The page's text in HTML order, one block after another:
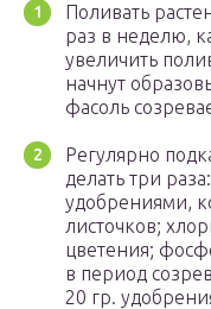
Поливать
раз в неделю,
увеличить
начнут
фасоль
Регулярно
делать три
удобрениями,
листочков;
цветения;
в период
20 гр.